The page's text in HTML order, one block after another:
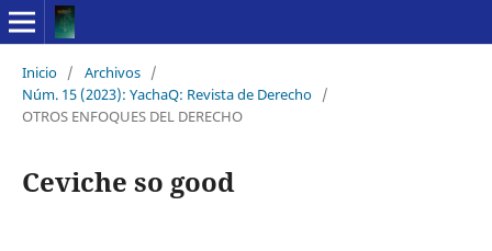
Inicio / Archivos /
Núm. 15 (2023): YachaQ: Revista de Derecho /
OTROS ENFOQUES DEL DERECHO
Ceviche so good